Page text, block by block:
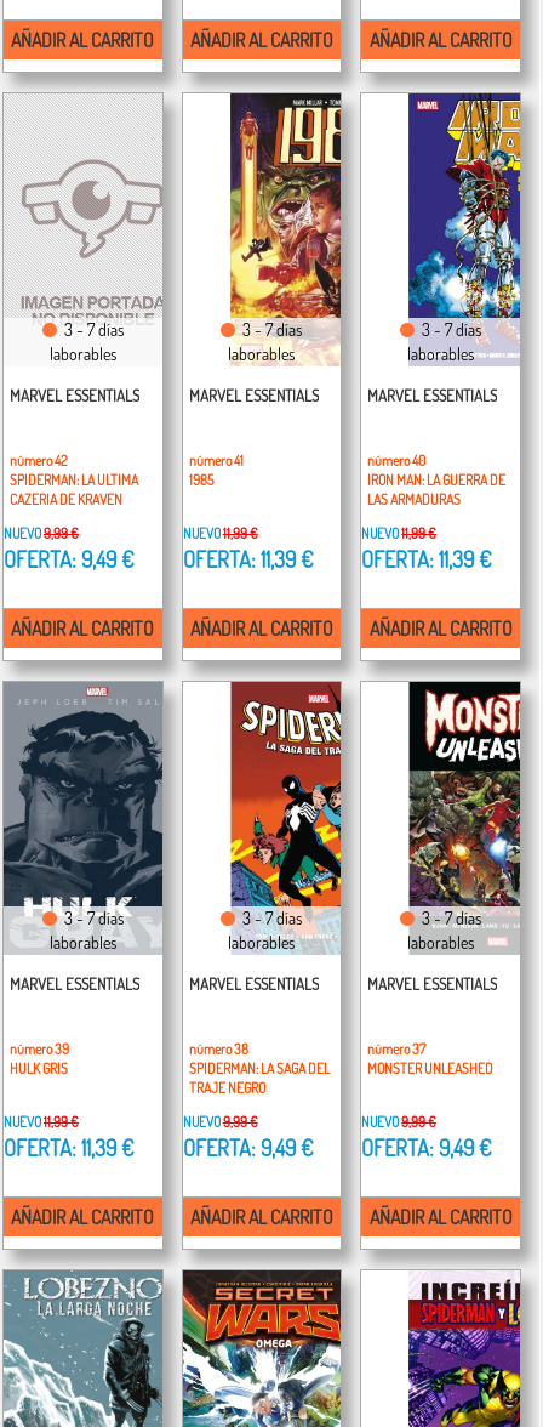
AÑADIR AL CARRITO AÑADIR AL CARRITO AÑADIR AL CARRITO
3 - 7 días
laborables
MARVEL ESSENTIALS
número 42
SPIDERMAN: LA ULTIMA
CAZERIA DE KRAVEN
NUEVO9,99 €
OFERTA: 9,49 €
AÑADIR AL CARRITO
3 - 7 días
laborables
MARVEL ESSENTIALS
número 41
1985
NUEVO11,99 €
OFERTA: 11,39 €
AÑADIR AL CARRITO
3 - 7 días
laborables
MARVEL ESSENTIALS
número 40
IRON MAN: LA GUERRA DE
LAS ARMADURAS
NUEVO11,99 €
OFERTA: 11,39 €
AÑADIR AL CARRITO
3 - 7 días
laborables
MARVEL ESSENTIALS
número 39
HULK GRIS
NUEVO11,99 €
OFERTA: 11,39 €
AÑADIR AL CARRITO
3 - 7 días
laborables
MARVEL ESSENTIALS
número 38
SPIDERMAN: LA SAGA DEL
TRAJE NEGRO
NUEVO9,99 €
OFERTA: 9,49 €
AÑADIR AL CARRITO
3 - 7 días
laborables
MARVEL ESSENTIALS
número 37
MONSTER UNLEASHED
NUEVO9,99 €
OFERTA: 9,49 €
AÑADIR AL CARRITO